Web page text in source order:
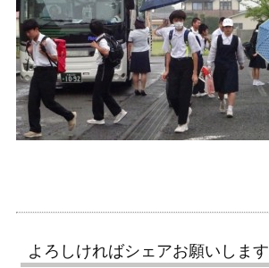
よろしければシェアお願いします